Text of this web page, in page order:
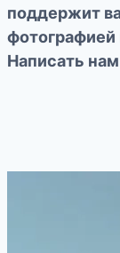
поддержит
фотографией
Написать